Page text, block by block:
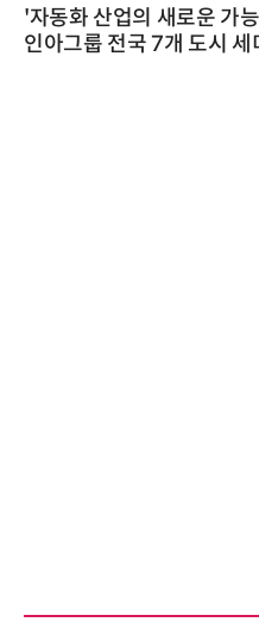
'자동화 산업의 새로운 가
인아그룹 전국 7개 도시 세